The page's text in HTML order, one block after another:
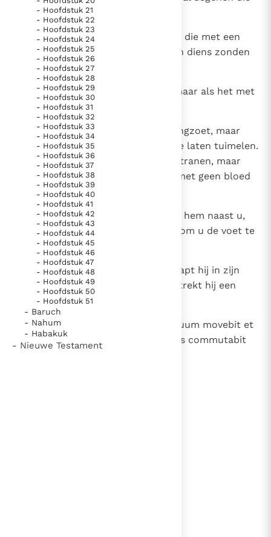
- Hoofdstuk 21
- Hoofdstuk 22
- Hoofdstuk 23
- Hoofdstuk 24
- Hoofdstuk 25
- Hoofdstuk 26
- Hoofdstuk 27
- Hoofdstuk 28
- Hoofdstuk 29
- Hoofdstuk 30
- Hoofdstuk 31
- Hoofdstuk 32
- Hoofdstuk 33
- Hoofdstuk 34
- Hoofdstuk 35
- Hoofdstuk 36
- Hoofdstuk 37
- Hoofdstuk 38
- Hoofdstuk 39
- Hoofdstuk 40
- Hoofdstuk 41
- Hoofdstuk 42
- Hoofdstuk 43
- Hoofdstuk 44
- Hoofdstuk 45
- Hoofdstuk 46
- Hoofdstuk 47
- Hoofdstuk 48
- Hoofdstuk 49
- Hoofdstuk 50
- Hoofdstuk 51
- Baruch
- Nahum
- Habakuk
- Nieuwe Testament
te dicht bij wilde dieren komen?
Datzelfde geldt ook voor iemand die met een
zondaar omgaat en een smet van diens zonden
meekrijgt.
Een tijdlang zal hij bij u blijven, maar als het met
u misloopt, houdt hij geen stand.
De lippen van de vijand zijn honingzoet, maar
zijn hart zint erop u in een kuil te laten tuimelen.
De ogen van uw vijand staan vol tranen, maar
wanneer hij de kans krijgt, is hij met geen bloed
te verzadigen.
Treft u een ongeluk, dan vindt gij hem naast u,
als om te helpen, maar hij komt om u de voet te
lichten.
Dan schudt hij zijn hoofd, dan klapt hij in zijn
handen en onder veel gefluister trekt hij een
ander gezicht.
(niet opgenomen in WB) Caput suum movebit et
plaudet manu et multa susurrans commutabit